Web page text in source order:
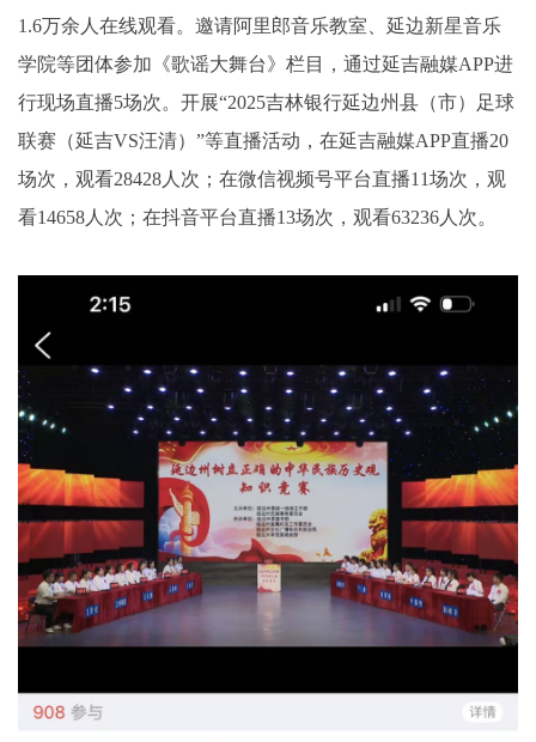
1.6万余人在线观看。邀请阿里郎音乐教室、延边新星音乐
学院等团体参加《歌谣大舞台》栏目，通过延吉融媒APP进
行现场直播5场次。开展“2025吉林银行延边州县（市）足球
联赛（延吉VS汪清）”等直播活动，在延吉融媒APP直播20
场次，观看28428人次；在微信视频号平台直播11场次，观
看14658人次；在抖音平台直播13场次，观看63236人次。